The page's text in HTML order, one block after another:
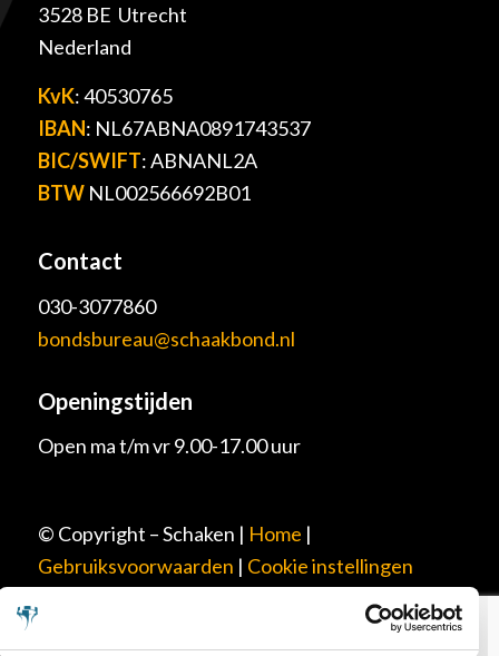
3528 BE Utrecht
Nederland
KvK: 40530765
IBAN: NL67ABNA0891743537
BIC/SWIFT: ABNANL2A
BTWNL002566692B01
Contact
030-3077860
bondsbureau@schaakbond.nl
Openingstijden
Open ma t/m vr 9.00-17.00 uur
© Copyright – Schaken | Home |
Gebruiksvoorwaarden | Cookie instellingen